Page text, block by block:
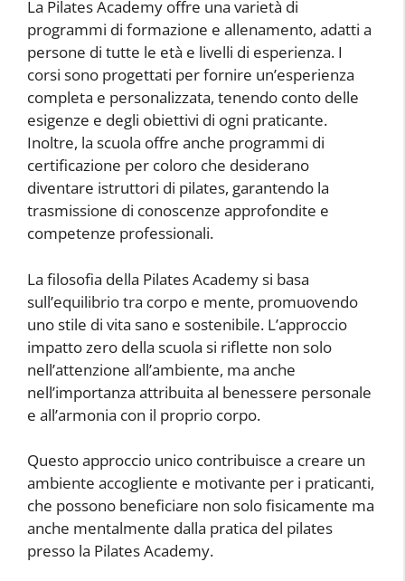
La Pilates Academy offre una varietà di
programmi di formazione e allenamento, adatti a
persone di tutte le età e livelli di esperienza. I
corsi sono progettati per fornire un’esperienza
completa e personalizzata, tenendo conto delle
esigenze e degli obiettivi di ogni praticante.
Inoltre, la scuola offre anche programmi di
certificazione per coloro che desiderano
diventare istruttori di pilates, garantendo la
trasmissione di conoscenze approfondite e
competenze professionali.
La filosofia della Pilates Academy si basa
sull’equilibrio tra corpo e mente, promuovendo
uno stile di vita sano e sostenibile. L’approccio
impatto zero della scuola si riflette non solo
nell’attenzione all’ambiente, ma anche
nell’importanza attribuita al benessere personale
e all’armonia con il proprio corpo.
Questo approccio unico contribuisce a creare un
ambiente accogliente e motivante per i praticanti,
che possono beneficiare non solo fisicamente ma
anche mentalmente dalla pratica del pilates
presso la Pilates Academy.